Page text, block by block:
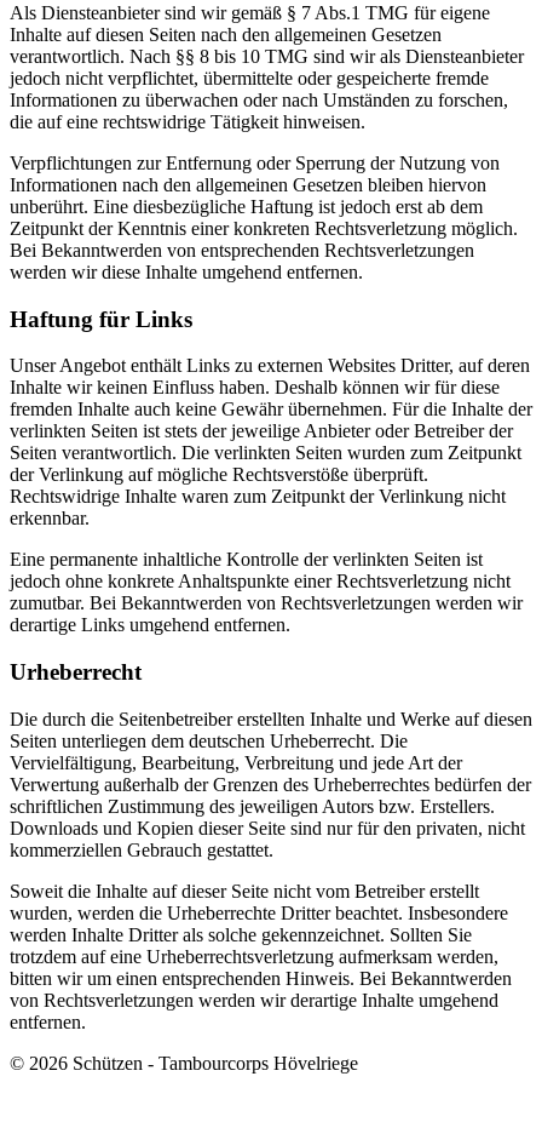
Als Diensteanbieter sind wir gemäß § 7 Abs.1 TMG für eigene
Inhalte auf diesen Seiten nach den allgemeinen Gesetzen
verantwortlich. Nach §§ 8 bis 10 TMG sind wir als Diensteanbieter
jedoch nicht verpflichtet, übermittelte oder gespeicherte fremde
Informationen zu überwachen oder nach Umständen zu forschen,
die auf eine rechtswidrige Tätigkeit hinweisen.
Verpflichtungen zur Entfernung oder Sperrung der Nutzung von
Informationen nach den allgemeinen Gesetzen bleiben hiervon
unberührt. Eine diesbezügliche Haftung ist jedoch erst ab dem
Zeitpunkt der Kenntnis einer konkreten Rechtsverletzung möglich.
Bei Bekanntwerden von entsprechenden Rechtsverletzungen
werden wir diese Inhalte umgehend entfernen.
Haftung für Links
Unser Angebot enthält Links zu externen Websites Dritter, auf deren
Inhalte wir keinen Einfluss haben. Deshalb können wir für diese
fremden Inhalte auch keine Gewähr übernehmen. Für die Inhalte der
verlinkten Seiten ist stets der jeweilige Anbieter oder Betreiber der
Seiten verantwortlich. Die verlinkten Seiten wurden zum Zeitpunkt
der Verlinkung auf mögliche Rechtsverstöße überprüft.
Rechtswidrige Inhalte waren zum Zeitpunkt der Verlinkung nicht
erkennbar.
Eine permanente inhaltliche Kontrolle der verlinkten Seiten ist
jedoch ohne konkrete Anhaltspunkte einer Rechtsverletzung nicht
zumutbar. Bei Bekanntwerden von Rechtsverletzungen werden wir
derartige Links umgehend entfernen.
Urheberrecht
Die durch die Seitenbetreiber erstellten Inhalte und Werke auf diesen
Seiten unterliegen dem deutschen Urheberrecht. Die
Vervielfältigung, Bearbeitung, Verbreitung und jede Art der
Verwertung außerhalb der Grenzen des Urheberrechtes bedürfen der
schriftlichen Zustimmung des jeweiligen Autors bzw. Erstellers.
Downloads und Kopien dieser Seite sind nur für den privaten, nicht
kommerziellen Gebrauch gestattet.
Soweit die Inhalte auf dieser Seite nicht vom Betreiber erstellt
wurden, werden die Urheberrechte Dritter beachtet. Insbesondere
werden Inhalte Dritter als solche gekennzeichnet. Sollten Sie
trotzdem auf eine Urheberrechtsverletzung aufmerksam werden,
bitten wir um einen entsprechenden Hinweis. Bei Bekanntwerden
von Rechtsverletzungen werden wir derartige Inhalte umgehend
entfernen.
© 2026 Schützen - Tambourcorps Hövelriege